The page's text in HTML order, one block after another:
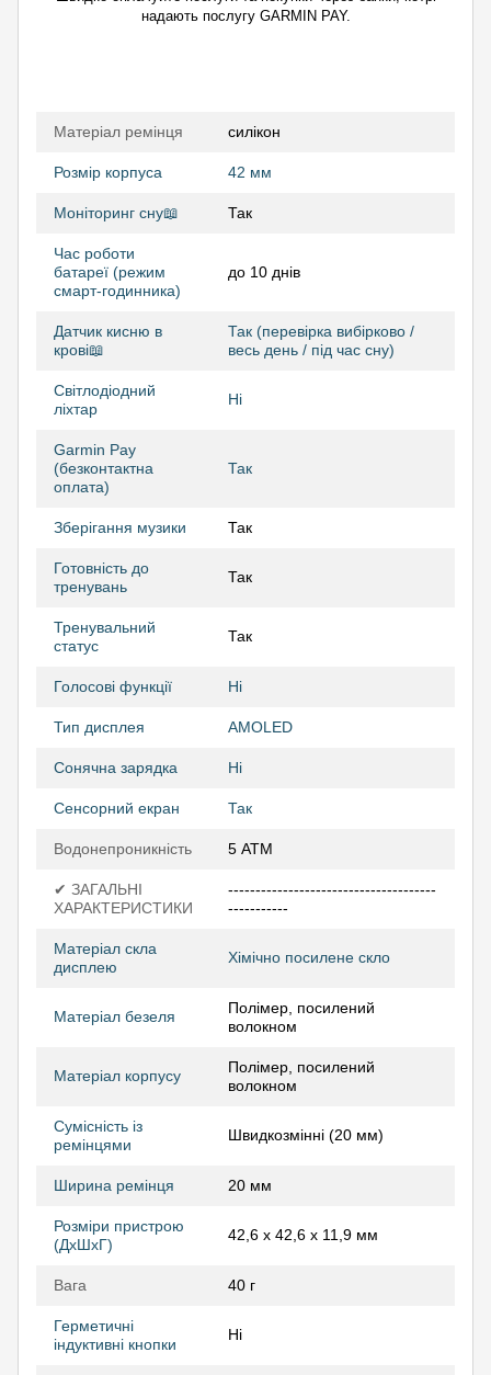
надають послугу GARMIN PAY.
Матеріал ремінця силікон
Розмір корпуса 42 мм
Моніторинг сну📖 Так
Час роботи
батареї (режим
смарт-годинника)
до 10 днів
Датчик кисню в
крові📖
Так (перевірка вибірково /
весь день / під час сну)
Світлодіодний
ліхтар
Ні
Garmin Pay
(безконтактна
оплата)
Так
Зберігання музики Так
Готовність до
тренувань
Так
Тренувальний
статус
Так
Голосові функції Ні
Тип дисплея AMOLED
Сонячна зарядка Ні
Сенсорний екран Так
Водонепроникність 5 АТМ
✔ ЗАГАЛЬНІ
ХАРАКТЕРИСТИКИ
--------------------------------------
-----------
Матеріал скла
дисплею
Хімічно посилене скло
Матеріал безеля
Полімер, посилений
волокном
Матеріал корпусу
Полімер, посилений
волокном
Сумісність із
ремінцями
Швидкозмінні (20 мм)
Ширина ремінця 20 мм
Розміри пристрою
(ДхШхГ)
42,6 x 42,6 x 11,9 мм
Вага 40 г
Герметичні
індуктивні кнопки
Ні